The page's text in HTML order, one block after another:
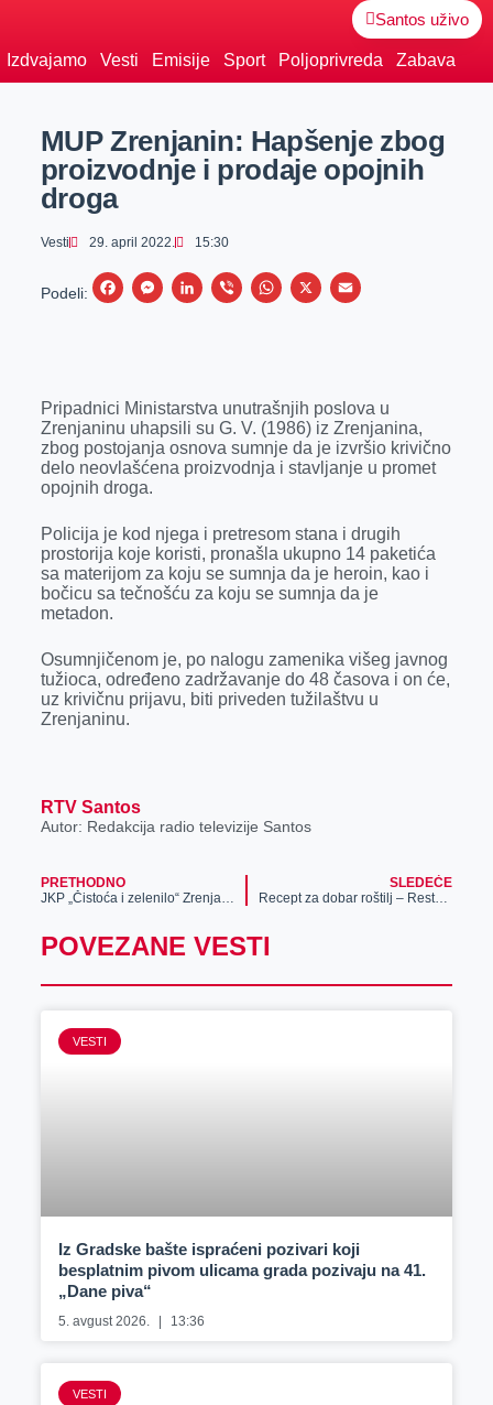
Santos uživo
Izdvajamo Vesti Emisije Sport Poljoprivreda Zabava
MUP Zrenjanin: Hapšenje zbog
proizvodnje i prodaje opojnih
droga
Vesti 29. april 2022. 15:30
Podeli:
F
b
o
o
k
M
e
n
g
r
L
e
d
I
V
r
W
s
A
p
X
E
l
Pripadnici Ministarstva unutrašnjih poslova u
Zrenjaninu uhapsili su G. V. (1986) iz Zrenjanina,
zbog postojanja osnova sumnje da je izvršio krivično
delo neovlašćena proizvodnja i stavljanje u promet
opojnih droga.
Policija je kod njega i pretresom stana i drugih
prostorija koje koristi, pronašla ukupno 14 paketića
sa materijom za koju se sumnja da je heroin, kao i
bočicu sa tečnošću za koju se sumnja da je
metadon.
Osumnjičenom je, po nalogu zamenika višeg javnog
tužioca, određeno zadržavanje do 48 časova i on će,
uz krivičnu prijavu, biti priveden tužilaštvu u
Zrenjaninu.
RTV Santos
Autor: Redakcija radio televizije Santos
PRETHODNO
JKP „Čistoća i zelenilo“ Zrenjanin: Radno vreme tokom praznika
SLEDEĆE
Recept za dobar roštilj – Restoran „Bjeko“ Zrenjanin
POVEZANE VESTI
VESTI
Iz Gradske bašte ispraćeni pozivari koji
besplatnim pivom ulicama grada pozivaju na 41.
„Dane piva“
5. avgust 2026. 13:36
VESTI